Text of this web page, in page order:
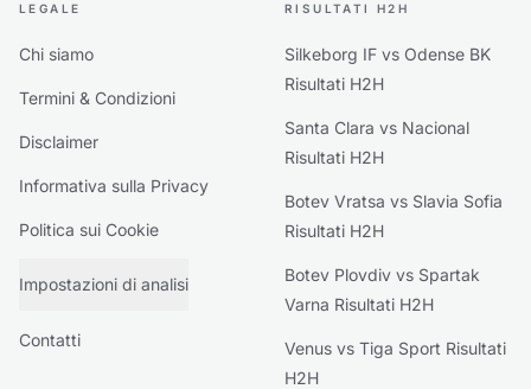
LEGALE
Chi siamo
Termini & Condizioni
Disclaimer
Informativa sulla Privacy
Politica sui Cookie
Impostazioni di analisi
Contatti
RISULTATI H2H
Silkeborg IF vs Odense BK
Risultati H2H
Santa Clara vs Nacional
Risultati H2H
Botev Vratsa vs Slavia Sofia
Risultati H2H
Botev Plovdiv vs Spartak
Varna Risultati H2H
Venus vs Tiga Sport Risultati
H2H